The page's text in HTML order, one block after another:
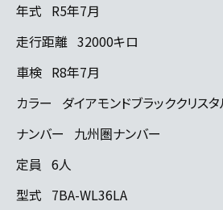
年式 R5年7月
走行距離 32000キロ
車検 R8年7月
カラー
ダイアモンドブラッククリス
ナンバー
九州圏ナンバー
定員 6人
型式 7BA-WL36LA